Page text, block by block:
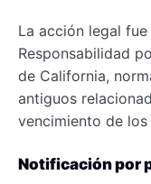
La acción legal
Responsabilidad
de California,
antiguos
vencimiento de
Notificación por